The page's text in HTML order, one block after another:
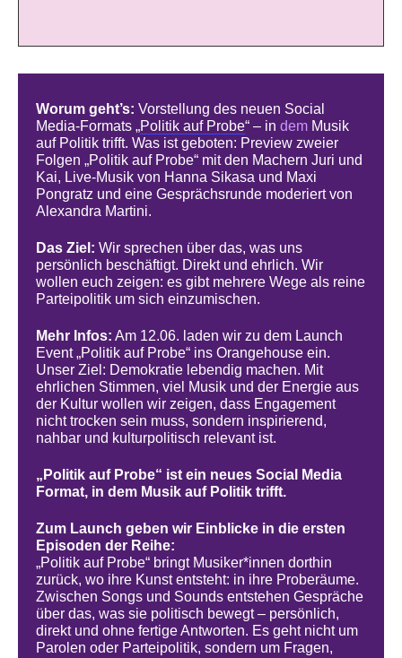
Worum geht’s: Vorstellung des neuen Social
Media-Formats „Politik auf Probe“ – indem Musik
auf Politik trifft. Was ist geboten: Preview zweier
Folgen „Politik auf Probe“ mit den Machern Juri und
Kai, Live-Musik von Hanna Sikasa und Maxi
Pongratz und eine Gesprächsrunde moderiert von
Alexandra Martini.
Das Ziel: Wir sprechen über das, was uns
persönlich beschäftigt. Direkt und ehrlich. Wir
wollen euch zeigen: es gibt mehrere Wege als reine
Parteipolitik um sich einzumischen.
Mehr Infos: Am 12.06. laden wir zu dem Launch
Event „Politik auf Probe“ ins Orangehouse ein.
Unser Ziel: Demokratie lebendig machen. Mit
ehrlichen Stimmen, viel Musik und der Energie aus
der Kultur wollen wir zeigen, dass Engagement
nicht trocken sein muss, sondern inspirierend,
nahbar und kulturpolitisch relevant ist.
„Politik auf Probe“ ist ein neues Social Media
Format, in dem Musik auf Politik trifft.
Zum Launch geben wir Einblicke in die ersten
Episoden der Reihe:
„Politik auf Probe“ bringt Musiker*innen dorthin
zurück, wo ihre Kunst entsteht: in ihre Proberäume.
Zwischen Songs und Sounds entstehen Gespräche
über das, was sie politisch bewegt – persönlich,
direkt und ohne fertige Antworten. Es geht nicht um
Parolen oder Parteipolitik, sondern um Fragen,